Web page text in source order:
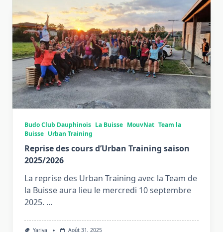
Budo Club Dauphinois La Buisse MouvNat Team la
Buisse Urban Training
Reprise des cours d’Urban Training saison
2025/2026
La reprise des Urban Training avec la Team de
la Buisse aura lieu le mercredi 10 septembre
2025. ...
Yariya Août 31, 2025